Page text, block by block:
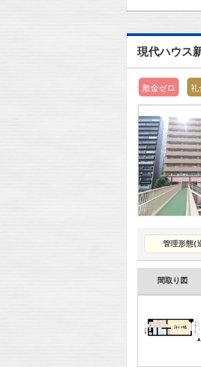
現代ハウス
敷金ゼロ 礼
管理形態(
間取り図